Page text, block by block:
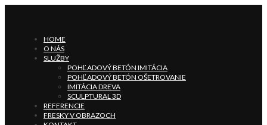
HOME
O NÁS
SLUŽBY
POHĽADOVÝ BETÓN IMITÁCIA
POHĽADOVÝ BETÓN OŠETROVANIE
IMITÁCIA DREVA
SCULPTURAL 3D
REFERENCIE
FRESKY V OBRAZOCH